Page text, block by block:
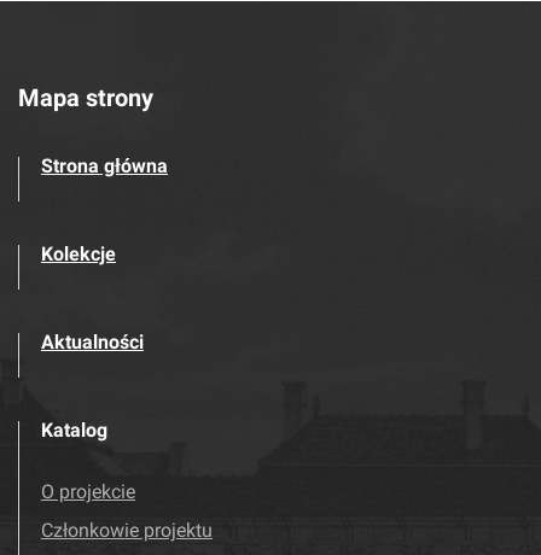
Mapa strony
Strona główna
Kolekcje
Aktualności
Katalog
O projekcie
Członkowie projektu